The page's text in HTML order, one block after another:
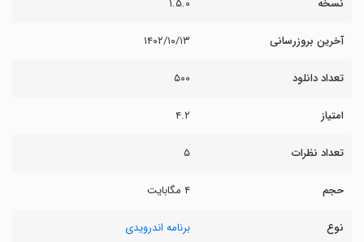
نسخه ۱.۵.۰
آخرین بروزرسانی ۱۴۰۲/۱۰/۱۳
تعداد دانلود ۵۰۰
امتیاز ۴.۲
تعداد نظرات ۵
حجم ۴ مگابایت
نوع برنامه اندرویدی